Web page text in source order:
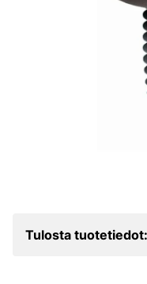
Tulosta tuotetiedot: